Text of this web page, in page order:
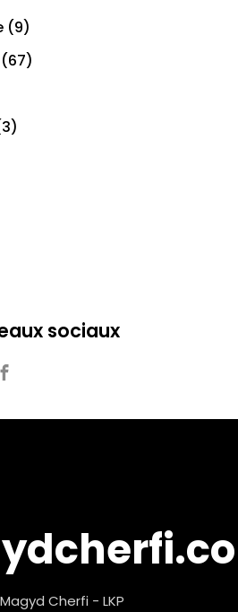
(9)
(67)
sociaux
Cherfi - LKP